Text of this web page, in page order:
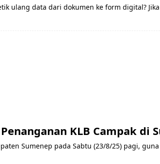
ulang data dari dokumen ke form digital?
KLB Campak di
Sumenep pada Sabtu (23/8/25) pagi,